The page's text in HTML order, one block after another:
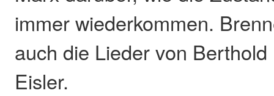
immer wiederkommen.
auch die Lieder von
Eisler.